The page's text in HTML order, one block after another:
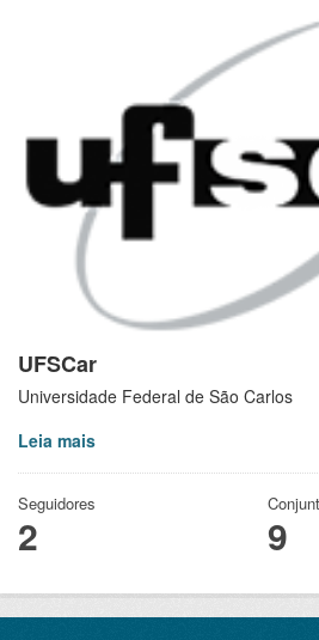
UFSCar
Universidade Federal de São Carlos
Leia mais
Seguidores
2 9